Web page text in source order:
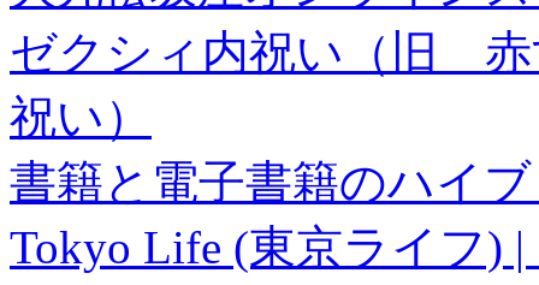
ゼクシィ内祝い（旧 赤
祝い）
書籍と電子書籍のハイ
Tokyo Life (東京ライフ)